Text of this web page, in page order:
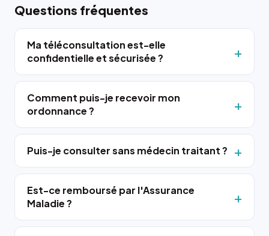
Questions fréquentes
Ma téléconsultation est-elle
confidentielle et sécurisée ?
Comment puis-je recevoir mon
ordonnance ?
Puis-je consulter sans médecin traitant ?
Est-ce remboursé par l'Assurance
Maladie ?